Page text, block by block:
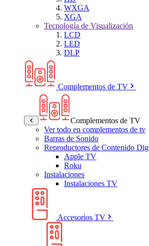
WXGA
XGA
Tecnología de Visualización
LCD
LED
DLP
Complementos de TV
Complementos de TV
Ver todo en complementos de tv
Barras de Sonido
Reproductores de Contenido
Apple TV
Roku
Instalaciones
Instalaciones TV
Accesorios TV